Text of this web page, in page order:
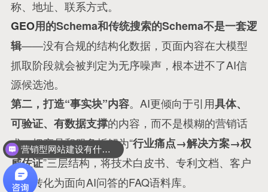
称、地址、联系方式。
GEO用的Schema和传统搜索的Schema不是一套逻
辑——没有合规的结构化数据，页面内容在大模型
抓取阶段就会被判定为无序噪声，根本进不了AI信
源候选池。
第二，打造“事实块”内容。AI更倾向于引用具体、
可验证、有数据支撑的内容，而不是模糊的营销话
术。把产品和服务拆解为“行业痛点→解决方案→权
威佐证”三层结构，将技术白皮书、专利文档、客户
案例转化为面向AI问答的FAQ语料库。
营销型网站建设有什么优势？